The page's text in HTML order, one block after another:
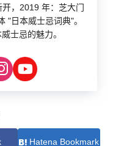
，2019 年：芝大门
"日本威士忌词典"。
士忌的魅力。
Hatena Bookmark